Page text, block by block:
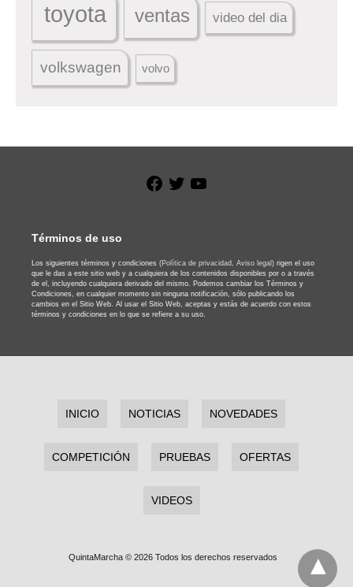
toyota ventas video del dia
volkswagen volvo
Facebook
Twitter
Términos de uso
Los siguientes términos y condiciones (Política de privacidad, Aviso legal) rigen el uso
que le das a este sitio web y a cualquiera de los contenidos disponibles por o a través
de el, incluyendo cualquiera derivado del mismo. Podemos cambiar los Términos y
Condiciones, en cualquier momento sin ninguna notificación, sólo publicando los
cambios en el Sitio Web. Al usar el Sitio Web, aceptas y estás de acuerdo con estos
términos y condiciones en lo que se refiere a su uso.
INICIO NOTICIAS NOVEDADES
COMPETICIÓN PRUEBAS OFERTAS
VIDEOS
QuintaMarcha © 2026 Todos los derechos reservados